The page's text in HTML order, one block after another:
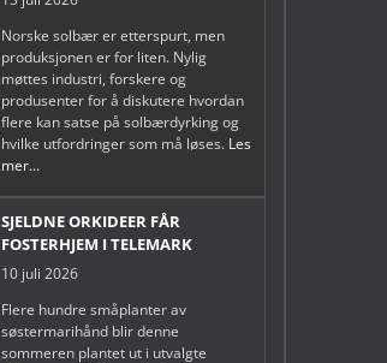
Norske solbær er etterspurt, men
produksjonen er for liten. Nylig
møttes industri, forskere og
produsenter for å diskutere hvordan
flere kan satse på solbærdyrking og
hvilke utfordringer som må løses. Les
mer...
SJELDNE ORKIDEER FÅR
FOSTERHJEM I TELEMARK
10 juli 2026
Flere hundre småplanter av
søstermarihånd blir denne
sommeren plantet ut i utvalgte